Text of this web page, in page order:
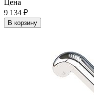
Цена
9 134 ₽
В корзину